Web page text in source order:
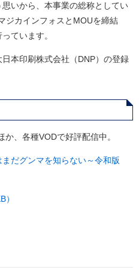
いから、本事業の総称としてい
ジカインフォスとMOUを締結
ています。
印刷株式会社（DNP）の登録
、各種VODで好評配信中。
だグンマを知らない～令和版
）